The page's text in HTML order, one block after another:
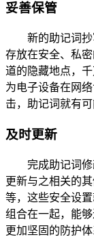
妥善保管
新的助记词
存放在安全、私
道的隐藏地点，
为电子设备在网
击，助记词就有
及时更新
完成助记词
更新与之相关的
等，这些安全设
组合在一起，能
更加坚固的防护体